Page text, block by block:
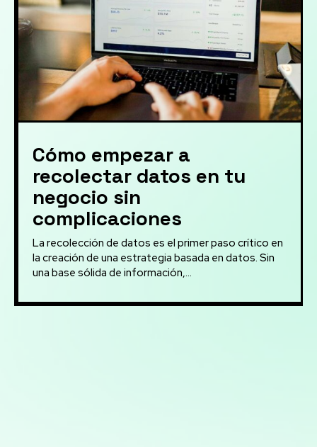
Cómo empezar a
recolectar datos en tu
negocio sin
complicaciones
La recolección de datos es el primer paso crítico en
la creación de una estrategia basada en datos. Sin
una base sólida de información,...